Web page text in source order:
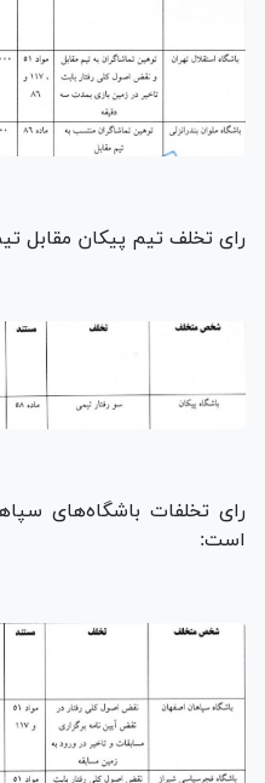
رای تخلف تیم پیکان مقابل
رای تخلفات باشگاه‌های
است: